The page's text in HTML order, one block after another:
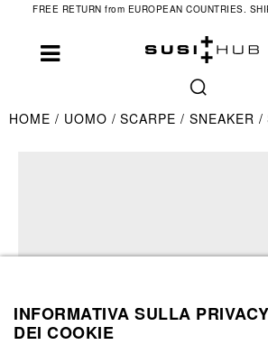
FREE RETURN from EUROPEAN COUNTRIES.
HOME UOMO SCARPE SNEAKER
INFORMATIVA SULLA
DEI COOKIE